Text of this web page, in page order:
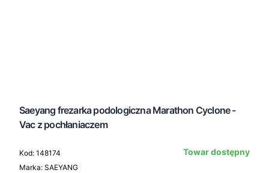
Saeyang frezarka podologiczna Marathon Cyclone -
Vac z pochłaniaczem
Kod: 148174
Marka: SAEYANG
Towar dostępny